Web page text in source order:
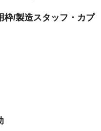
枠/製造スタッフ・カプ